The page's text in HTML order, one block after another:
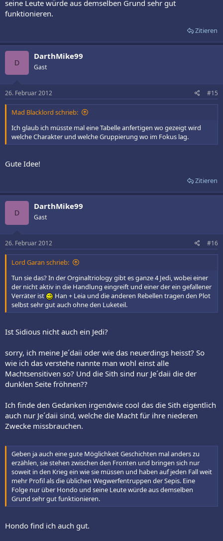
seine Leute würde aus demselben Grund sehr gut
funktionieren.
Zitieren
D
DarthMike99
Gast
26. Februar 2012 #15
Mad Blacklord schrieb:
Ich glaub ich müsste mal eine Tabelle anfertigen wo gezeigt wird
welche Charakter und welche Gruppierung wo im Fokus lag.
Gute Idee!
Zitieren
D
DarthMike99
Gast
26. Februar 2012 #16
Lord Garan schrieb:
Tun sie das? In der Orginaltriology gibt es ganze 4 Jedi, wobei einer
der nicht aktiv in die Handlung eingreift und einer der ein gefallener
Verräter ist
Han + Leia und die anderen Rebellen tragen den Plot
selbst sehr gut auch ohne den Luketeil.
Ist Sidious nicht auch ein Jedi?
sorry, ich meine Je´daii oder wie das neuerdings heisst? So
wie ich das verstehe nannte man wohl einst alle
Machtsensitiven so? Und die Sith sind nur Je´daii die der
dunklen Seite fröhnen??
Ich finde den Gedanken irgendwie cool das die Sith eigentlich
auch nur Je´daii sind, welche die Macht für ihre niederen
Zwecke missbrauchen.
Geben ja auch eine gute Möglichkeit Geschichten mal anders zu
erzählen, sie stehen zwischen den Fronten und bringen sich nur
soweit in den Krieg ein wie sie müssen und haben auf jeden Fall weit
mehr Profil als die üblichen Wegwerfentruppen der Sepis. Eine
Folge nur über Hondo und seine Leute würde aus demselben
Grund sehr gut funktionieren.
Hondo find ich auch gut.